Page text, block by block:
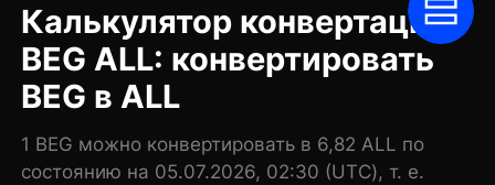
Калькулятор конвертации
BEG ALL: конвертировать
BEG в ALL
1 BEG можно конвертировать в 6,82 ALL по
состоянию на 05.07.2026, 02:30 (UTC), т. е.